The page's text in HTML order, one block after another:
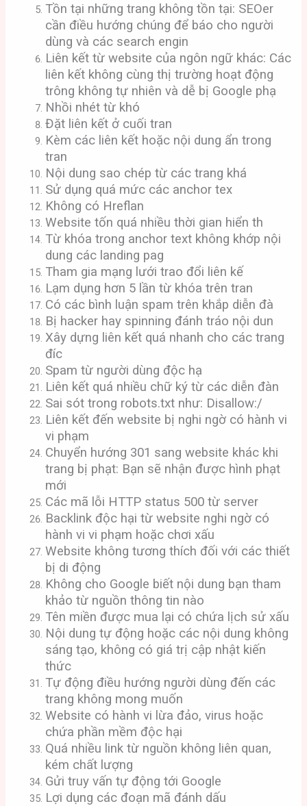
Tồn tại những trang không tồn tại: SEOer
cần điều hướng chúng để báo cho người
dùng và các search engin
Liên kết từ website của ngôn ngữ khác: Các
liên kết không cùng thị trường hoạt động
trông không tự nhiên và dễ bị Google phạ
Nhồi nhét từ khó
Đặt liên kết ở cuối tran
Kèm các liên kết hoặc nội dung ẩn trong
tran
Nội dung sao chép từ các trang khá
Sử dụng quá mức các anchor tex
Không có Hreflan
Website tốn quá nhiều thời gian hiển th
Từ khóa trong anchor text không khớp nội
dung các landing pag
Tham gia mạng lưới trao đổi liên kế
Lạm dụng hơn 5 lần từ khóa trên tran
Có các bình luận spam trên khắp diễn đà
Bị hacker hay spinning đánh tráo nội dun
Xây dựng liên kết quá nhanh cho các trang
đíc
Spam từ người dùng độc hạ
Liên kết quá nhiều chữ ký từ các diễn đàn
Sai sót trong robots.txt như: Disallow:/
Liên kết đến website bị nghi ngờ có hành vi
vi phạm
Chuyển hướng 301 sang website khác khi
trang bị phạt: Bạn sẽ nhận được hình phạt
mới
Các mã lỗi HTTP status 500 từ server
Backlink độc hại từ website nghi ngờ có
hành vi vi phạm hoặc chơi xấu
Website không tương thích đối với các thiết
bị di động
Không cho Google biết nội dung bạn tham
khảo từ nguồn thông tin nào
Tên miền được mua lại có chứa lịch sử xấu
Nội dung tự động hoặc các nội dung không
sáng tạo, không có giá trị cập nhật kiến
thức
Tự động điều hướng người dùng đến các
trang không mong muốn
Website có hành vi lừa đảo, virus hoặc
chứa phần mềm độc hại
Quá nhiều link từ nguồn không liên quan,
kém chất lượng
Gửi truy vấn tự động tới Google
Lợi dụng các đoạn mã đánh dấu